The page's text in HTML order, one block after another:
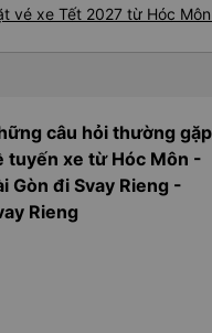
vé xe Tết 2027 từ Hóc
câu hỏi thường gặp
tuyến xe từ Hóc Môn -
Gòn đi Svay Rieng -
Rieng